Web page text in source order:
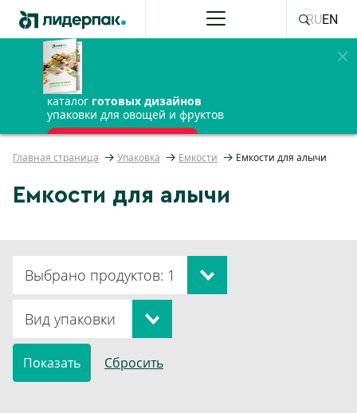
каталог готовых дизайнов
упаковки для овощей и фруктов
ПОЛУЧИТЬ БЕСПЛАТНО
RUEN
Главная страница Упаковка Емкости Емкости для алычи
Емкости для алычи
Выбрано продуктов: 1
Вид упаковки